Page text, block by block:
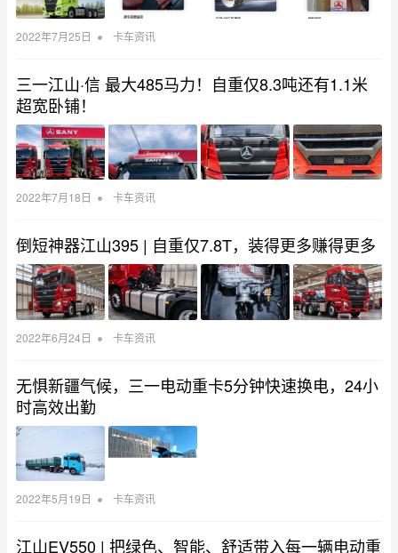
2022年7月25日 • 卡车资讯
三一江山·信 最大485马力！自重仅8.3吨还有1.1米
超宽卧铺！
2022年7月18日 • 卡车资讯
倒短神器江山395 | 自重仅7.8T，装得更多赚得更多
2022年6月24日 • 卡车资讯
无惧新疆气候，三一电动重卡5分钟快速换电，24小
时高效出勤
2022年5月19日 • 卡车资讯
江山EV550 | 把绿色、智能、舒适带入每一辆电动重